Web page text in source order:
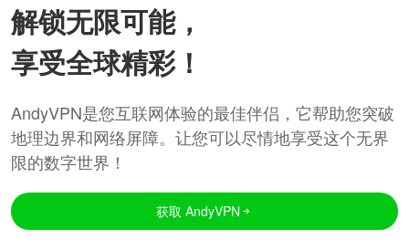
解锁无限可能，
享受全球精彩！
AndyVPN是您互联网体验的最佳伴侣，它帮助您突破
地理边界和网络屏障。让您可以尽情地享受这个无界
限的数字世界！
获取 AndyVPN